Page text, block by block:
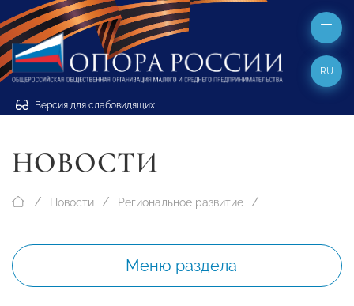
Версия для слабовидящих
RU
НОВОСТИ
Новости Региональное развитие
Меню раздела